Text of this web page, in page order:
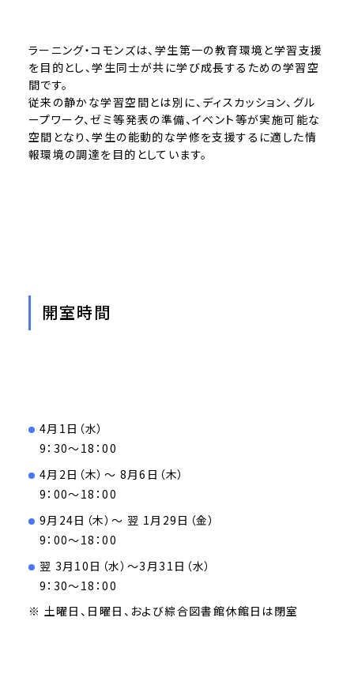
ラーニング・コモンズは、学生第一の教育環境と学習支援
を目的とし、学生同士が共に学び成長するための学習空
間です。
従来の静かな学習空間とは別に、ディスカッション、グル
ープワーク、ゼミ等発表の準備、イベント等が実施可能な
空間となり、学生の能動的な学修を支援するに適した情
報環境の調達を目的としています。
開室時間
4月1日（水）
9：30～18：00
4月2日（木）～ 8月6日（木）
9：00～18：00
9月24日（木）～ 翌 1月29日（金）
9：00～18：00
翌 3月10日（水）～3月31日（水）
9：30～18：00
※ 土曜日、日曜日、および綜合図書館休館日は閉室